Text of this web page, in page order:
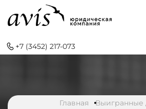
+7 (3452) 217-073
Главная
Выигранные